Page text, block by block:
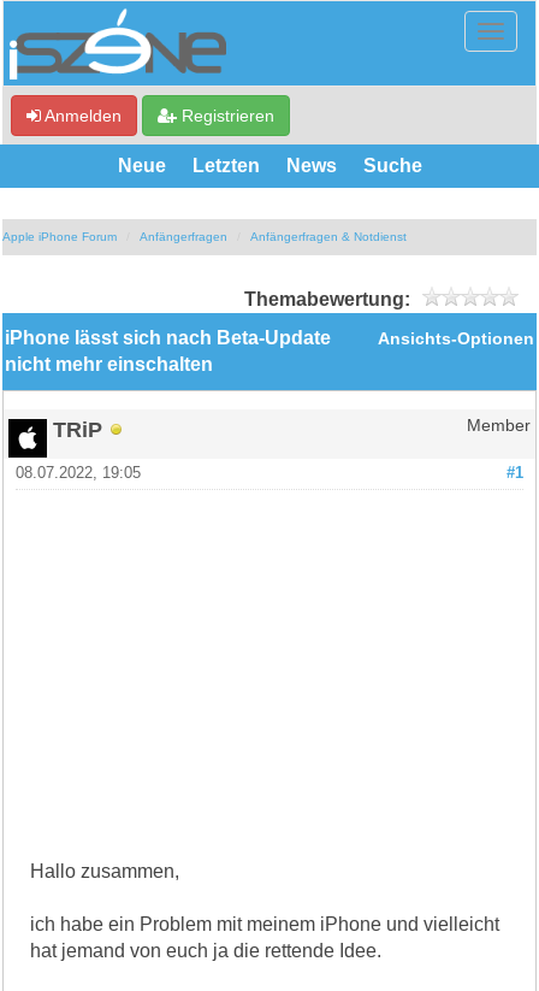
Anmelden Registrieren
Neue Letzten News Suche
Apple iPhone Forum Anfängerfragen Anfängerfragen & Notdienst
Themabewertung:
Ansichts-Optionen
iPhone lässt sich nach Beta-Update
nicht mehr einschalten
TRiP Member
#1
08.07.2022, 19:05
Hallo zusammen,
ich habe ein Problem mit meinem iPhone und vielleicht
hat jemand von euch ja die rettende Idee.